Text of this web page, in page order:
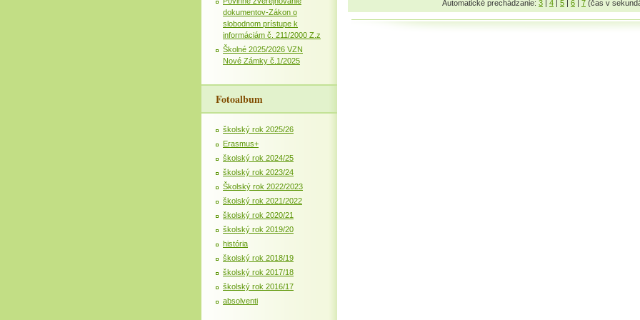
Automatické prechádzanie: 3 4 5 6 7 (čas v
dokumentov-Zákon o
slobodnom prístupe k
informáciám č. 211/2000 Z.z
Školné 2025/2026 VZN
Nové Zámky č.1/2025
Fotoalbum
školský rok 2025/26
Erasmus+
školský rok 2024/25
školský rok 2023/24
Školský rok 2022/2023
školský rok 2021/2022
školský rok 2020/21
školský rok 2019/20
história
školský rok 2018/19
školský rok 2017/18
školský rok 2016/17
absolventi